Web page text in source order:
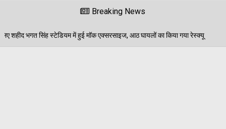
Breaking News
आठ घायलों का किया गया रेस्क्यू 06/08/2026 पेड़ जन्म से मरण तक